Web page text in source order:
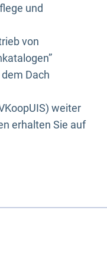
und
von
Dach
weiter
erhalten Sie auf